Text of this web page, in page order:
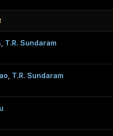
T.R. Sundaram
T.R. Sundaram